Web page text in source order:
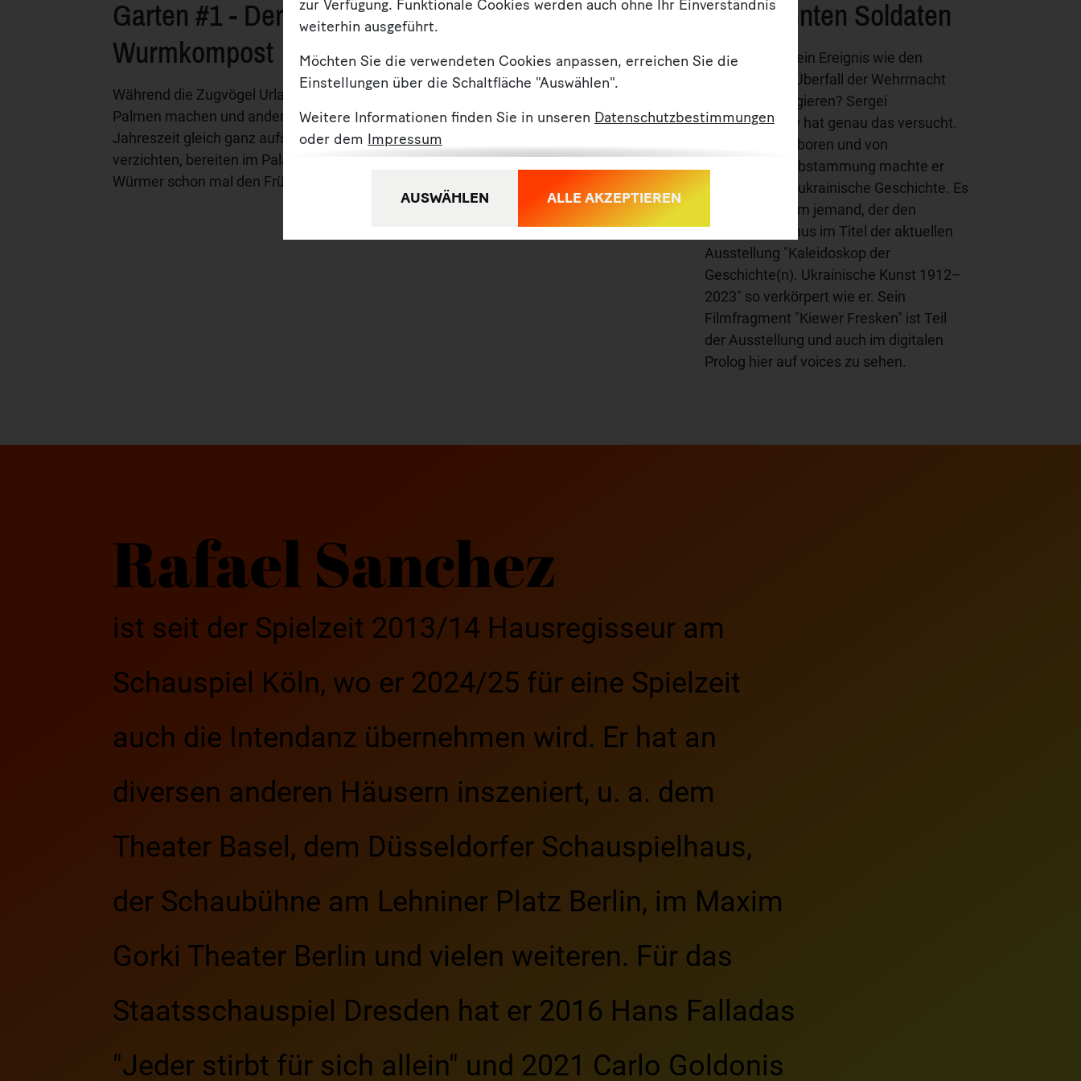
zur Verfügung. Funktionale Cookies werden auch ohne Ihr Einverständnis
weiterhin ausgeführt.
Möchten Sie die verwendeten Cookies anpassen, erreichen Sie die
Einstellungen über die Schaltfläche "Auswählen".
Weitere Informationen finden Sie in unseren Datenschutzbestimmungen
oder dem Impressum
AUSWÄHLEN ALLE AKZEPTIEREN
Garten #1 - Der
Wurmkompost
Während die Zugvögel Urlaub unter
Palmen machen und andere in der kalten
Jahreszeit gleich ganz aufs Wachsein
verzichten, bereiten im Palais-Garten die
Würmer schon mal den Frühling vor.
Weißen Roß
Eine Kneipe im Museum? Es gibt viele
gesellige und gemütliche Orte in Leipzig.
Kneipen schließen. Ein Beispiel dafür ist
das Weiße Roß von Jens-Thomas Nagel.
Es lag in der Nähe des Grassimuseums,
heute ist es drinnen.
unbekannten Soldaten
Lässt sich auf ein Ereignis wie den
kriegerischen Überfall der Wehrmacht
ästhetisch reagieren? Sergei
Paradschanow hat genau das versucht.
In Georgien geboren und von
armenischer Abstammung machte er
Filme über die ukrainische Geschichte. Es
findet sich kaum jemand, der den
Kulturpluralismus im Titel der aktuellen
Ausstellung "Kaleidoskop der
Geschichte(n). Ukrainische Kunst 1912–
2023" so verkörpert wie er. Sein
Filmfragment "Kiewer Fresken" ist Teil
der Ausstellung und auch im digitalen
Prolog hier auf voices zu sehen.
Rafael Sanchez
ist seit der Spielzeit 2013/14 Hausregisseur am
Schauspiel Köln, wo er 2024/25 für eine Spielzeit
auch die Intendanz übernehmen wird. Er hat an
diversen anderen Häusern inszeniert, u. a. dem
Theater Basel, dem Düsseldorfer Schauspielhaus,
der Schaubühne am Lehniner Platz Berlin, im Maxim
Gorki Theater Berlin und vielen weiteren. Für das
Staatsschauspiel Dresden hat er 2016 Hans Falladas
"Jeder stirbt für sich allein" und 2021 Carlo Goldonis